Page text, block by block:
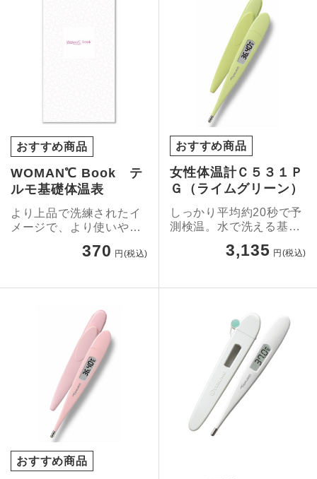
おすすめ商品
WOMAN℃ Book テ
ルモ基礎体温表
より上品で洗練されたイ
メージで、より使いやす
370 円(税込)
おすすめ商品
女性体温計Ｃ５３１Ｐ
Ｇ（ライムグリーン）
しっかり平均約20秒で予
測検温。水で洗える基礎
3,135 円(税込)
おすすめ商品